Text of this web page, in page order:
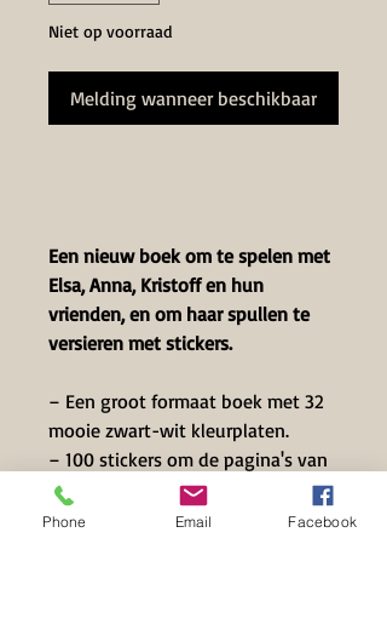
Niet op voorraad
Melding wanneer beschikbaar
Een nieuw boek om te spelen met
Elsa, Anna, Kristoff en hun
vrienden, en om haar spullen te
versieren met stickers.
– Een groot formaat boek met 32
mooie zwart-wit kleurplaten.
– 100 stickers om de pagina's van
het boekje te animeren en/of al
zijn bezittingen te versieren.
Phone Email Facebook